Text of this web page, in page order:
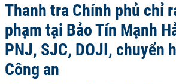
Thanh tra Chính phủ chỉ
phạm tại Bảo Tín Mạnh
PNJ, SJC, DOJI, chuyển
Công an